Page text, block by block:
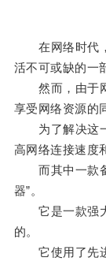
在网络时代，
活不可或缺的一
然而，由于网
享受网络资源的
为了解决这一
高网络连接速度
而其中一款备
器”。
它是一款强大
的。
它使用了先进